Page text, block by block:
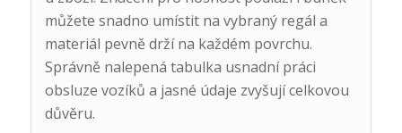
můžete snadno umístit na vybraný regál a
materiál pevně drží na každém povrchu.
Správně nalepená tabulka usnadní práci
obsluze vozíků a jasné údaje zvyšují celkovou
důvěru.